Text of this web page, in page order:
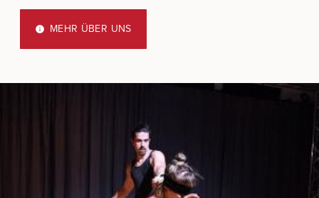
MEHR ÜBER UNS